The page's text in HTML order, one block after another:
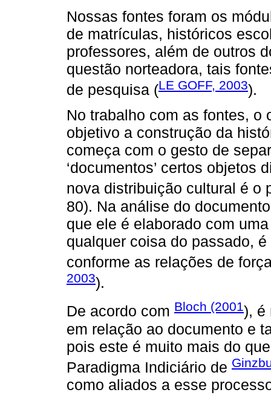
Nossas fontes foram os
de matrículas, históricos
professores, além de outros
questão norteadora, tais
de pesquisa (LE GOFF, 2003).
No trabalho com as fontes, o
objetivo a construção da
começa com o gesto de
‘documentos’ certos objetos
nova distribuição cultural é o
80). Na análise do
que ele é elaborado com
qualquer coisa do passado,
conforme as relações de
2003).
De acordo com Bloch (2001), é
em relação ao documento e
pois este é muito mais do
Paradigma Indiciário de
como aliados a esse